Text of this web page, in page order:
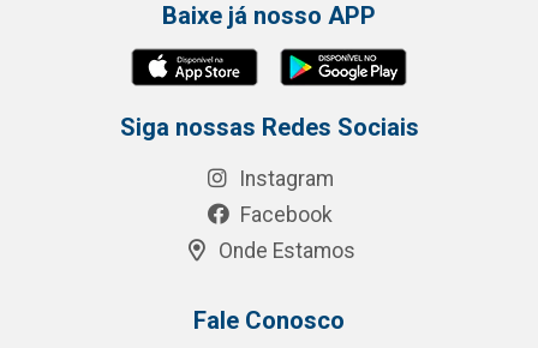
Baixe já nosso APP
Siga nossas Redes Sociais
Instagram
Facebook
Onde Estamos
Fale Conosco